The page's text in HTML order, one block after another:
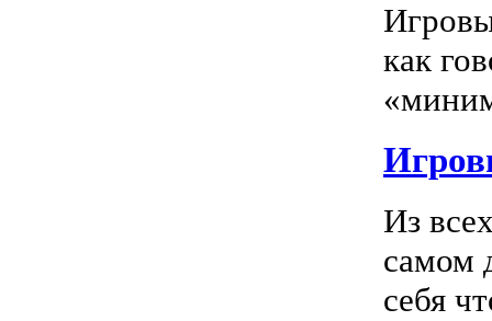
как
Из
самом
себя